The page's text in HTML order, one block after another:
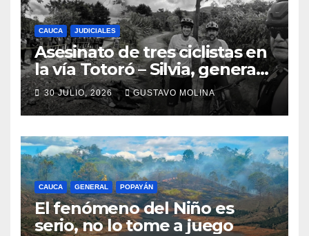
CAUCA JUDICIALES
Asesinato de tres ciclistas en
la vía Totoró – Silvia, genera
consternación en el Cauca
30 JULIO, 2026 GUSTAVO MOLINA
CAUCA GENERAL POPAYÁN
El fenómeno del Niño es
serio, no lo tome a juego